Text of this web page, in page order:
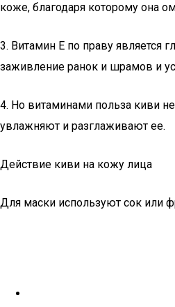
коже, благодаря которому она
3. Витамин Е по праву является
заживление ранок и шрамов и
4. Но витаминами польза киви
увлажняют и разглаживают ее.
Действие киви на кожу лица
Для маски используют сок или